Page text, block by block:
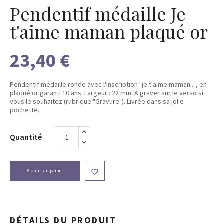
Pendentif médaille Je
t'aime maman plaqué or
23,40 €
Pendentif médaille ronde avec l'inscription "je t'aime maman...", en
plaqué or garanti 10 ans. Largeur : 22 mm. A graver sur le verso si
vous le souhaitez (rubrique "Gravure"). Livrée dans sa jolie
pochette.
Quantité
Ajouter au panier 
DÉTAILS DU PRODUIT